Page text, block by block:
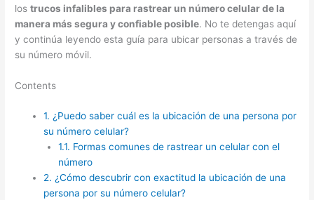
lostrucos infalibles para rastrear un número celular de la
manera más segura y confiable posible. No te detengas aquí
y continúa leyendo esta guía para ubicar personas a través de
su número móvil.
Contents
1. ¿Puedo saber cuál es la ubicación de una persona por
su número celular?
1.1. Formas comunes de rastrear un celular con el
número
2. ¿Cómo descubrir con exactitud la ubicación de una
persona por su número celular?